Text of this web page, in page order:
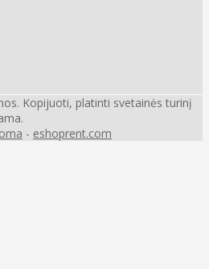
Kopijuoti, platinti svetainės turinį
- eshoprent.com